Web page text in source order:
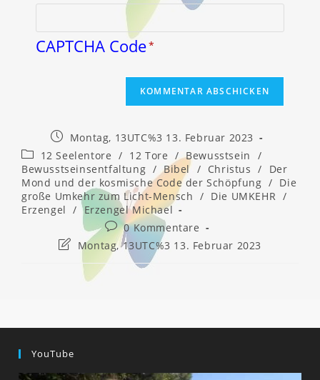
CAPTCHA Code*
Beitrag
veröffentlicht:
Montag, 13UTC%3 13. Februar 2023
Beitrags-
Kategorie:
12 Seelentore / 12 Tore / Bewusstsein
/
Bewusstseinsentfaltung / Bibel / Christus /
Der
Mond und der kosmische Code der Schöpfung / Die
große Umkehr zum Licht-Mensch / Die UMKEHR /
Erzengel
/
Erzengel Michael
Beitrags-
Kommentare:
0 Kommentare
Beitrag
geändert
Montag, 13UTC%3 13. Februar 2023
YouTube